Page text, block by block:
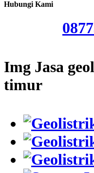
Hubungi Kami
Img Jasa
timur